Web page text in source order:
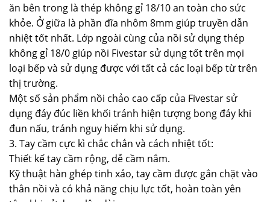
ăn bên trong là thép không gỉ 18/10 an toàn cho sức
khỏe. Ở giữa là phần đĩa nhôm 8mm giúp truyền dẫn
nhiệt tốt nhất. Lớp ngoài cùng của nồi sử dụng thép
không gỉ 18/0 giúp nồi Fivestar sử dụng tốt trên mọi
loại bếp và sử dụng được với tất cả các loại bếp từ trên
thị trường.
Một số sản phẩm nồi chảo cao cấp của Fivestar sử
dụng đáy đúc liền khối tránh hiện tượng bong đáy khi
đun nấu, tránh nguy hiểm khi sử dụng.
3. Tay cầm cực kì chắc chắn và cách nhiệt tốt:
Thiết kế tay cầm rộng, dễ cầm nắm.
Kỹ thuật hàn ghép tinh xảo, tay cầm được gắn chặt vào
thân nồi và có khả năng chịu lực tốt, hoàn toàn yên